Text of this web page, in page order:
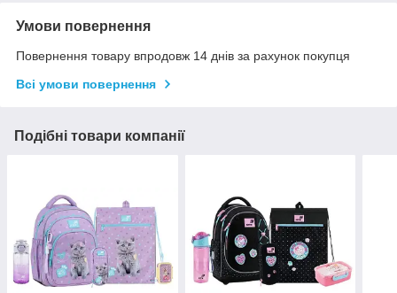
Умови повернення
Повернення товару впродовж 14 днів за рахунок покупця
Всі умови повернення
Подібні товари компанії